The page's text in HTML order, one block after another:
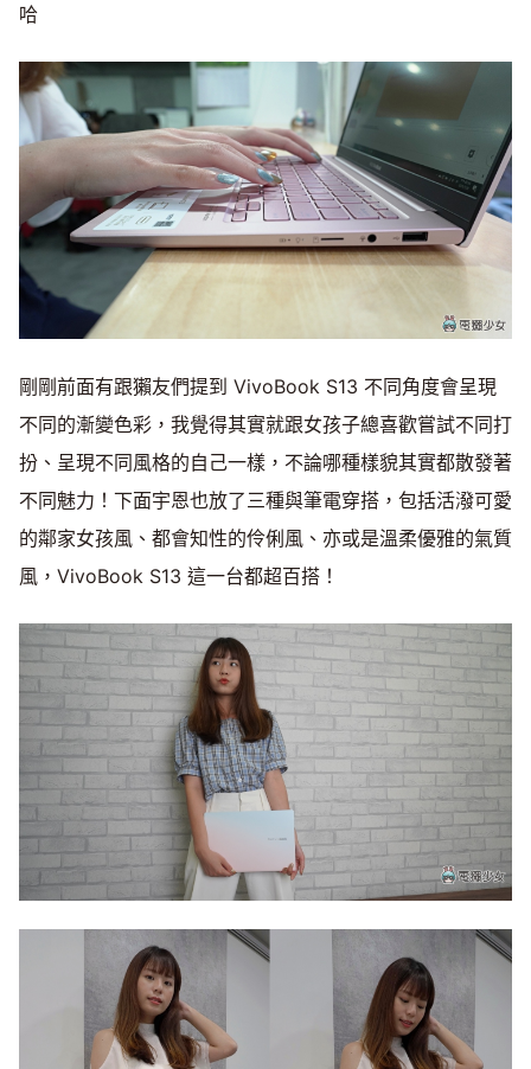
哈
剛剛前面有跟獺友們提到 VivoBook S13 不同角度會呈現
不同的漸變色彩，我覺得其實就跟女孩子總喜歡嘗試不同打
扮、呈現不同風格的自己一樣，不論哪種樣貌其實都散發著
不同魅力！下面宇恩也放了三種與筆電穿搭，包括活潑可愛
的鄰家女孩風、都會知性的伶俐風、亦或是溫柔優雅的氣質
風，VivoBook S13 這一台都超百搭！